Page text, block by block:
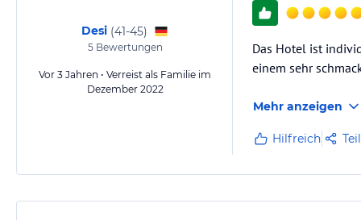
Desi (41-45)
5Bewertungen
Vor 3 Jahren • Verreist als Familie im
Dezember 2022
Das Hotel ist
einem sehr
Mehr anzeigen
Hilfreich